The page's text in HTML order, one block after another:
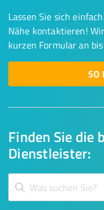
Finden Sie die
Dienstleister:
Lassen Sie sich
Nähe kontaktieren!
kurzen Formular an
SO